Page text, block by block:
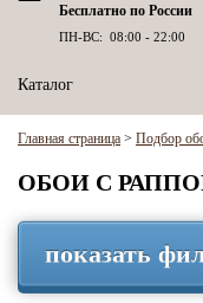
Бесплатно по России
ПН-ВС: 08:00 - 22:00
Каталог
Главная страница > Подбор
ОБОИ С
показать